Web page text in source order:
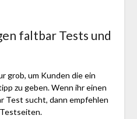
faltbar Tests und
grob, um Kunden die ein
zu geben. Wenn ihr einen
Test sucht, dann empfehlen